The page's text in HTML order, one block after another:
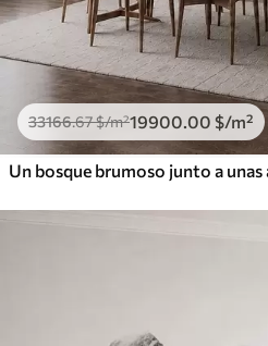
33166.67$/m²19900.00 $/m²